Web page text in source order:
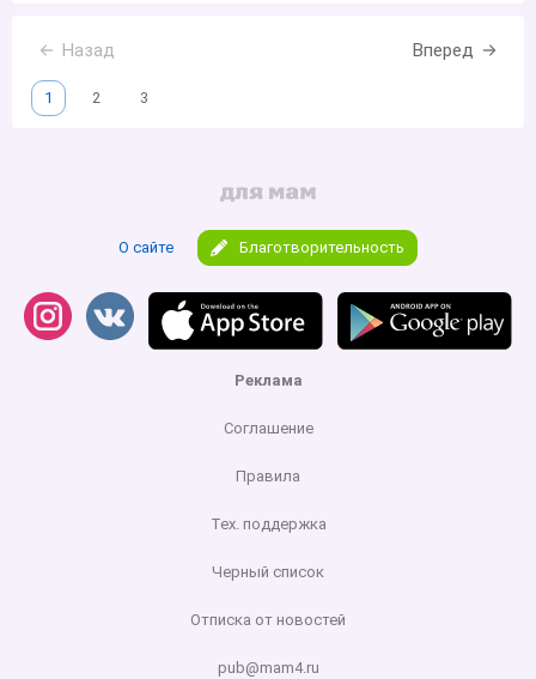
Назад Вперед
1 2 3
О сайте Благотворительность
Реклама
Соглашение
Правила
Тех. поддержка
Черный список
Отписка от новостей
pub@mam4.ru